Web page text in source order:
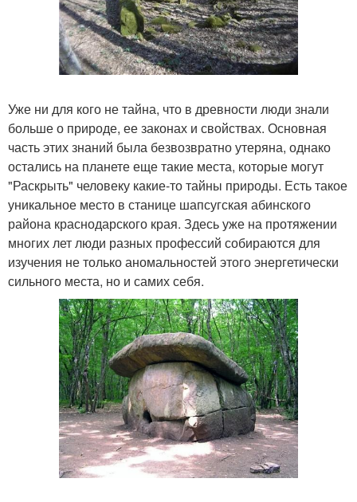
Уже ни для кого не тайна, что в древности люди знали
больше о природе, ее законах и свойствах. Основная
часть этих знаний была безвозвратно утеряна, однако
остались на планете еще такие места, которые могут
"Раскрыть" человеку какие-то тайны природы. Есть такое
уникальное место в станице шапсугская абинского
района краснодарского края. Здесь уже на протяжении
многих лет люди разных профессий собираются для
изучения не только аномальностей этого энергетически
сильного места, но и самих себя.